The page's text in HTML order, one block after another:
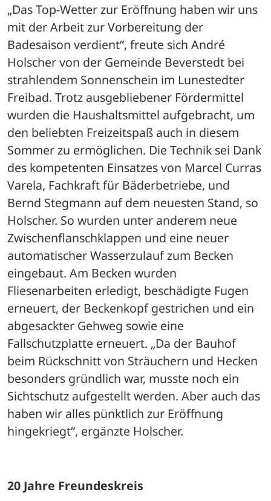
„Das Top-Wetter zur Eröffnung haben wir uns
mit der Arbeit zur Vorbereitung der
Badesaison verdient“, freute sich André
Holscher von der Gemeinde Beverstedt bei
strahlendem Sonnenschein im Lunestedter
Freibad. Trotz ausgebliebener Fördermittel
wurden die Haushaltsmittel aufgebracht, um
den beliebten Freizeitspaß auch in diesem
Sommer zu ermöglichen. Die Technik sei Dank
des kompetenten Einsatzes von Marcel Curras
Varela, Fachkraft für Bäderbetriebe, und
Bernd Stegmann auf dem neuesten Stand, so
Holscher. So wurden unter anderem neue
Zwischenflanschklappen und eine neuer
automatischer Wasserzulauf zum Becken
eingebaut. Am Becken wurden
Fliesenarbeiten erledigt, beschädigte Fugen
erneuert, der Beckenkopf gestrichen und ein
abgesackter Gehweg sowie eine
Fallschutzplatte erneuert. „Da der Bauhof
beim Rückschnitt von Sträuchern und Hecken
besonders gründlich war, musste noch ein
Sichtschutz aufgestellt werden. Aber auch das
haben wir alles pünktlich zur Eröffnung
hingekriegt“, ergänzte Holscher.
20 Jahre Freundeskreis